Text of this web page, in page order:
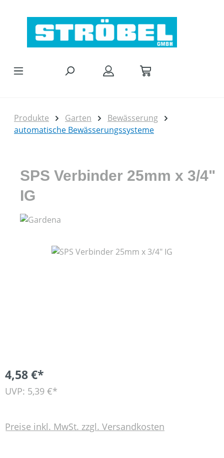
Produkte Garten
Bewässerung
automatische Bewässerungssysteme
SPS Verbinder 25mm x 3/4"
IG
Bildergalerie überspringen
4,58 €*
UVP: 5,39 €*
Preise inkl. MwSt. zzgl. Versandkosten